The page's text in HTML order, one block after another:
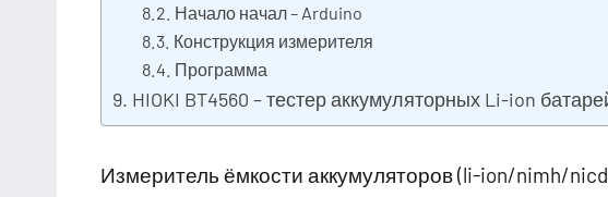
Начало начал – Arduino
Конструкция измерителя
Программа
HIOKI BT4560 – тестер аккумуляторных Li-ion
Измеритель ёмкости аккумуляторов (li-ion/nimh/